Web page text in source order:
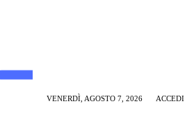
VENERDÌ, AGOSTO 7, 2026 ACCEDI